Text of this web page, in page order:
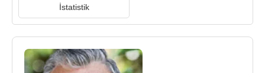
İstatistik